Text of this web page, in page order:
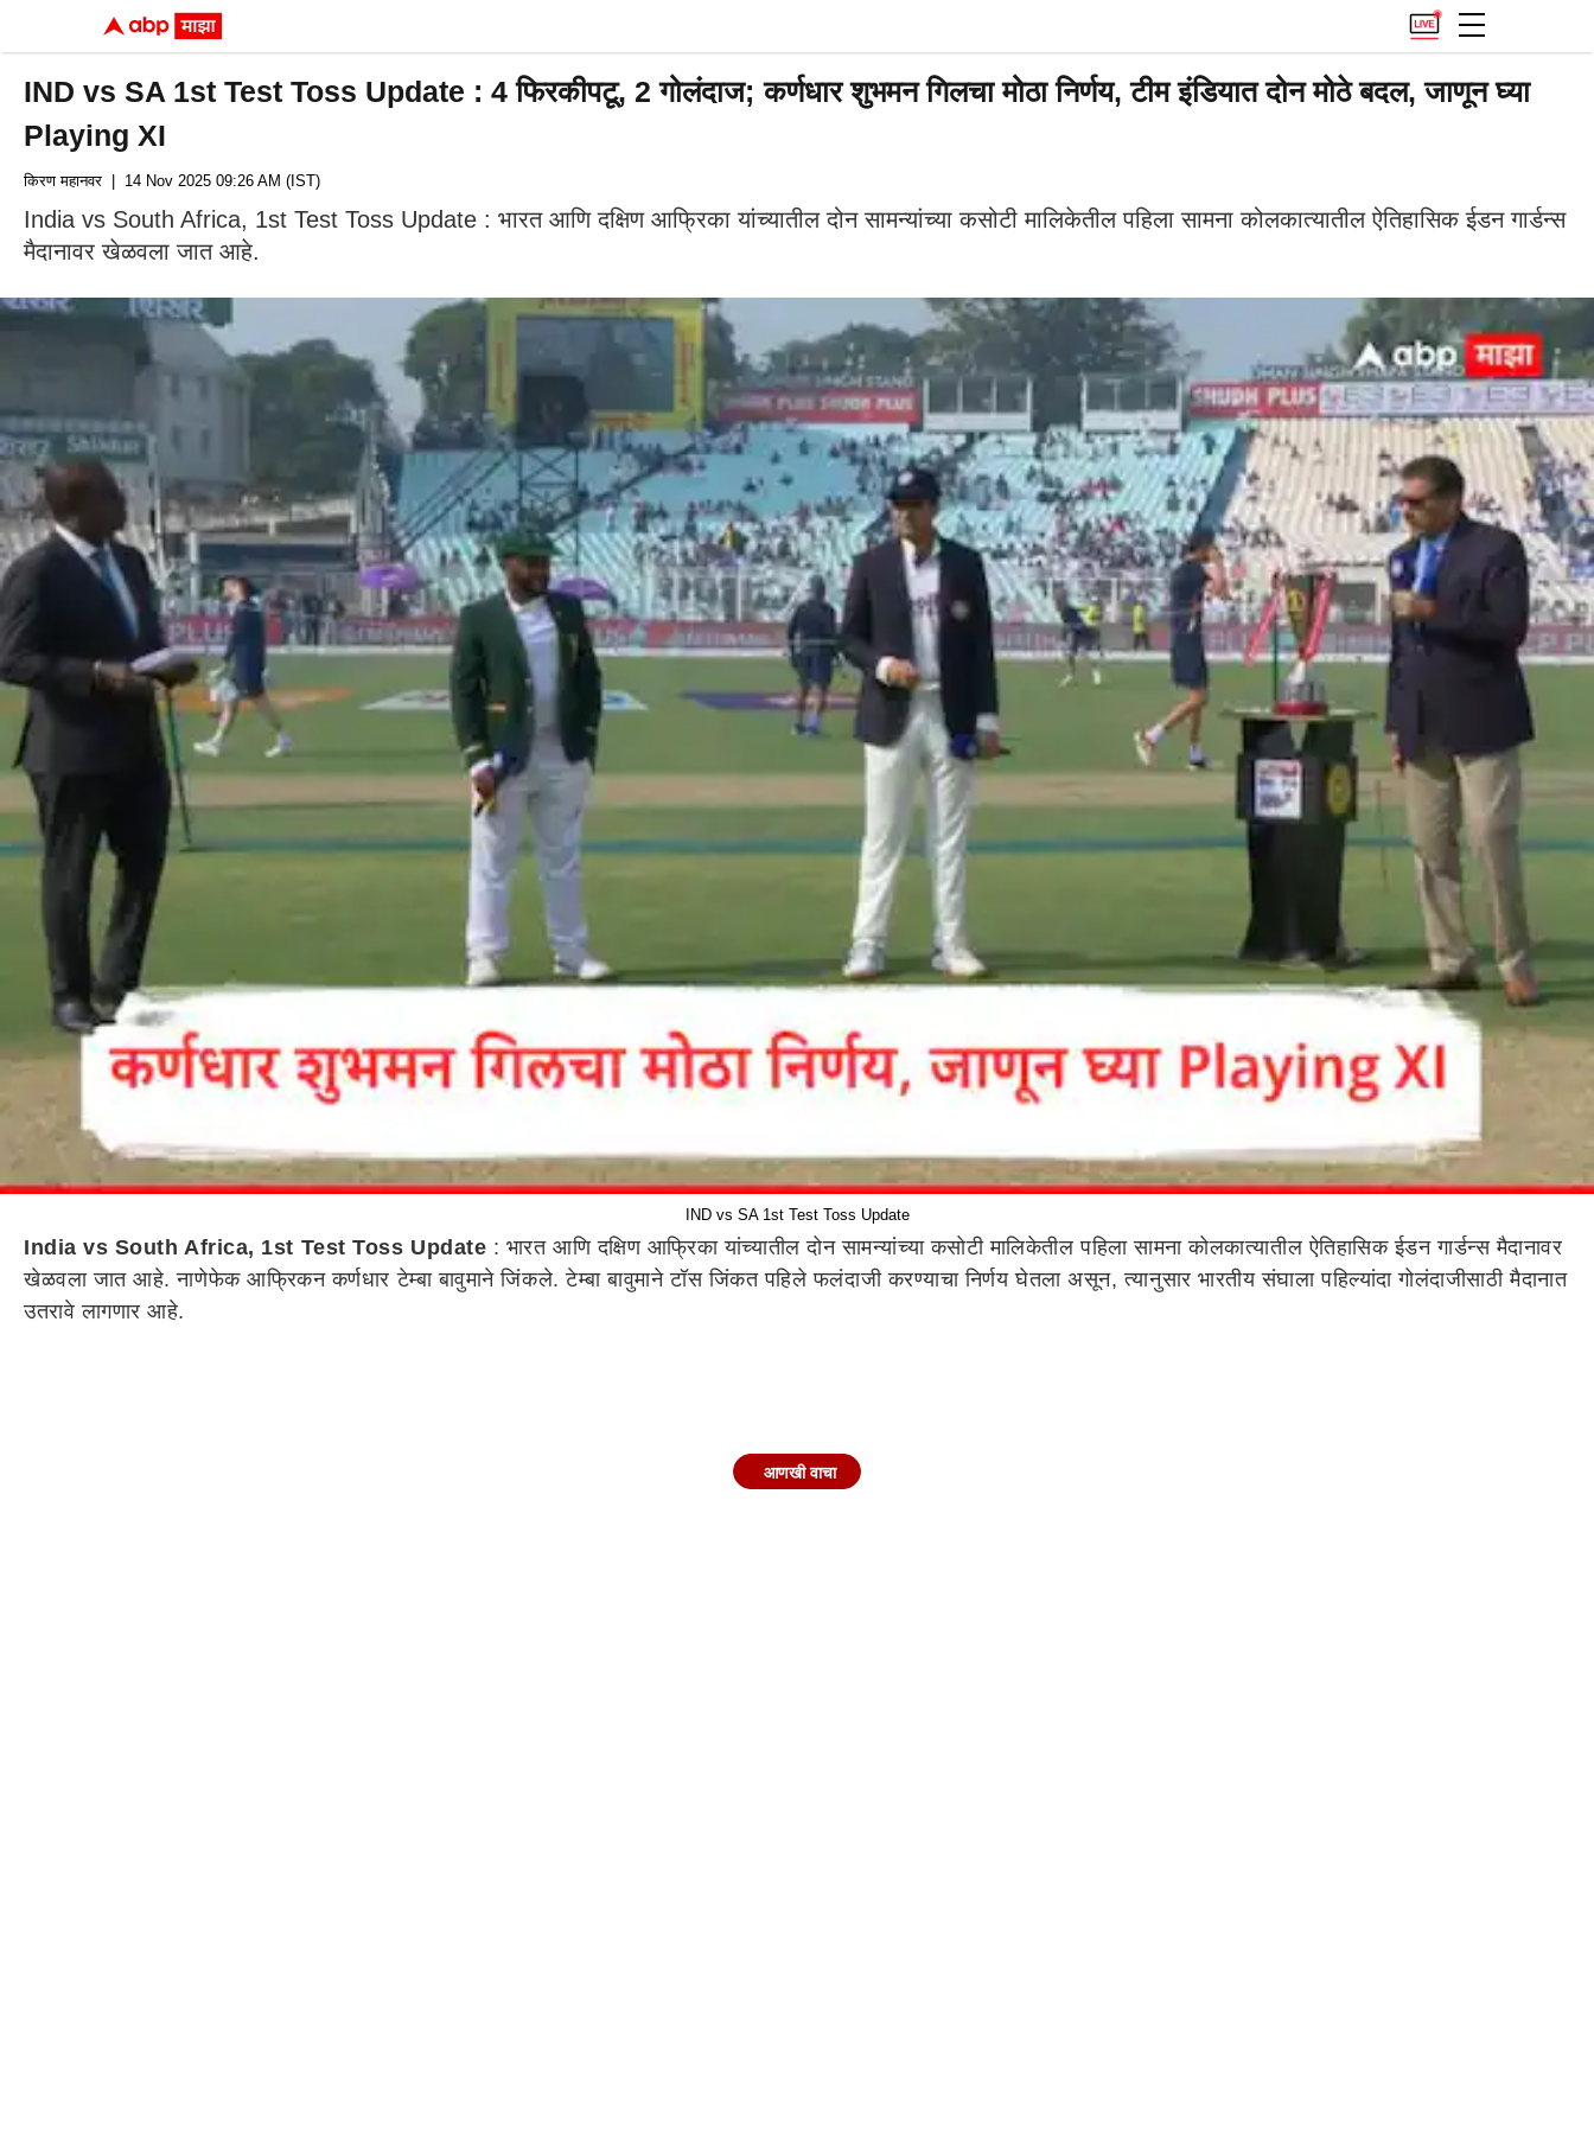
IND vs SA 1st Test Toss Update : 4 फिरकीपटू, 2 गोलंदाज; कर्णधार शुभमन गिलचा मोठा निर्णय, टीम इंडियात दोन मोठे बदल, जाणून घ्या
Playing XI
किरण महानवर | 14 Nov 2025 09:26 AM (IST)
India vs South Africa, 1st Test Toss Update : भारत आणि दक्षिण आफ्रिका यांच्यातील दोन सामन्यांच्या कसोटी मालिकेतील पहिला सामना कोलकात्यातील ऐतिहासिक ईडन गार्डन्स
मैदानावर खेळवला जात आहे.
IND vs SA 1st Test Toss Update
India vs South Africa, 1st Test Toss Update : भारत आणि दक्षिण आफ्रिका यांच्यातील दोन सामन्यांच्या कसोटी मालिकेतील पहिला सामना कोलकात्यातील ऐतिहासिक ईडन गार्डन्स मैदानावर
खेळवला जात आहे. नाणेफेक आफ्रिकन कर्णधार टेम्बा बावुमाने जिंकले. टेम्बा बावुमाने टॉस जिंकत पहिले फलंदाजी करण्याचा निर्णय घेतला असून, त्यानुसार भारतीय संघाला पहिल्यांदा गोलंदाजीसाठी मैदानात
उतरावे लागणार आहे.
आणखी वाचा